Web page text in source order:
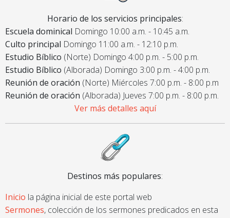
Horario de los servicios principales:
Escuela dominical Domingo 10:00 a.m. - 10:45 a.m.
Culto principal Domingo 11:00 a.m. - 12:10 p.m.
Estudio Bíblico (Norte) Domingo 4:00 p.m. - 5:00 p.m.
Estudio Bíblico (Alborada) Domingo 3:00 p.m. - 4:00 p.m.
Reunión de oración (Norte) Miércoles 7:00 p.m. - 8:00 p.m
Reunión de oración (Alborada) Jueves 7:00 p.m. - 8:00 p.m.
Ver más detalles aquí
Destinos más populares:
Inicio la página inicial de este portal web
Sermones, colección de los sermones predicados en esta